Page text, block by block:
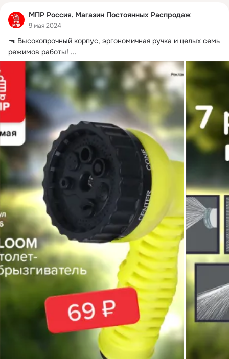
МПР Россия. Магазин Постоянных Распродаж
9 мая 2024
🔫 Высокопрочный корпус, эргономичная ручка и целых семь
режимов работы! ...